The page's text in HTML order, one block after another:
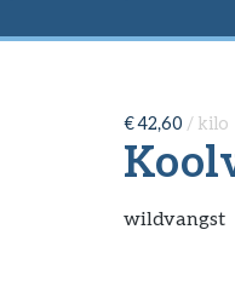
€ 42,60 / kilo
wildvangst